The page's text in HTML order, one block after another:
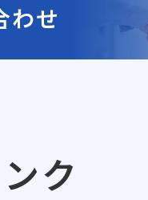
わせ
ク